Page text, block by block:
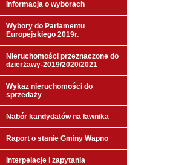
Informacja o wyborach
Wybory do Parlamentu
Europejskiego 2019r.
Nieruchomości przeznaczone do
dzierżawy-2019/2020/2021
Wykaz nieruchomości do
sprzedaży
Nabór kandydatów na ławnika
Raport o stanie Gminy Wapno
Interpelacje i zapytania